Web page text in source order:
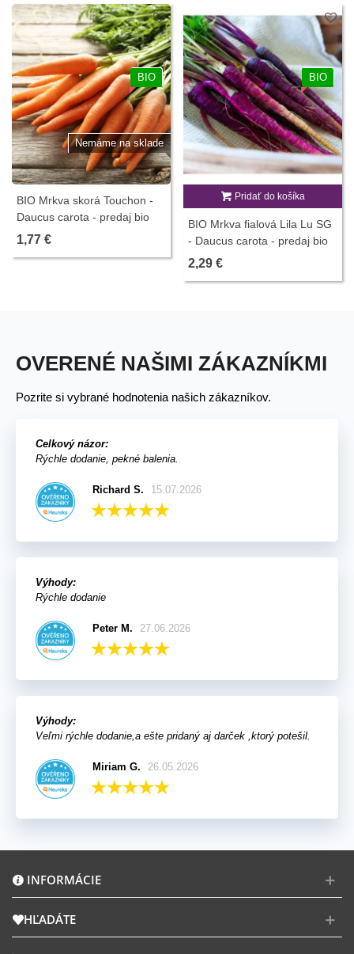
BIO
Nemáme na sklade
BIO Mrkva skorá Touchon -
Daucus carota - predaj bio
semien - 200 ks
1,77 €
BIO
Pridať do košíka
BIO Mrkva fialová Lila Lu SG
- Daucus carota - predaj bio
semien - 200 ks
2,29 €
OVERENÉ NAŠIMI ZÁKAZNÍKMI
Pozrite si vybrané hodnotenia našich zákazníkov.
Celkový názor:
Rýchle dodanie, pekné balenia.
Richard S. 15.07.2026
Výhody:
Rýchle dodanie
Peter M. 27.06.2026
Výhody:
Veľmi rýchle dodanie,a ešte pridaný aj darček ,ktorý potešil.
Miriam G. 26.05.2026
INFORMÁCIE
HĽADÁTE